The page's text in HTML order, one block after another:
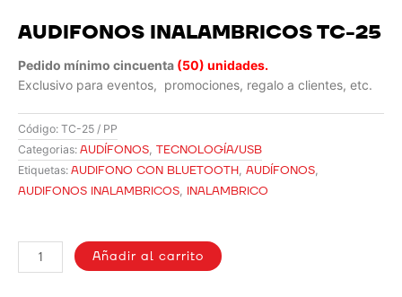
AUDIFONOS INALAMBRICOS TC-25
Pedido mínimo cincuenta (50) unidades.
Exclusivo para eventos, promociones, regalo a clientes, etc.
Código: TC-25 / PP
Categorias: AUDÍFONOS, TECNOLOGÍA/USB
Etiquetas: AUDIFONO CON BLUETOOTH, AUDÍFONOS,
AUDIFONOS INALAMBRICOS, INALAMBRICO
INALAMBRICOS
TC-
Añadir al carrito